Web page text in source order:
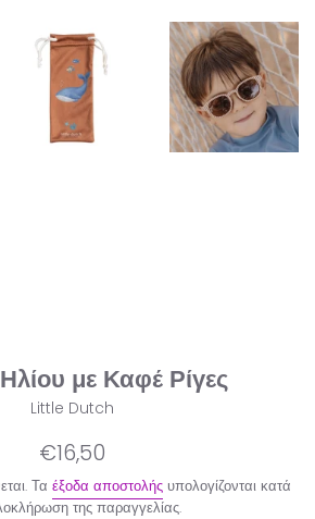
με Καφέ Ρίγες
Little Dutch
Κανονική
€16,50
Τα έξοδα αποστολής υπολογίζονται κατά
της παραγγελίας.